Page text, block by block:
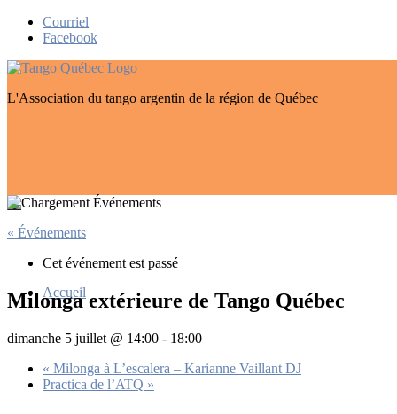
Skip
Courriel
Facebook
L'Association du tango argentin de la région de Québec
Accueil
« Événements
Cet événement est passé
Milonga extérieure de Tango Québec
dimanche 5 juillet @ 14:00 - 18:00
« Milonga à L’escalera – Karianne Vaillant DJ
Practica de l’ATQ »